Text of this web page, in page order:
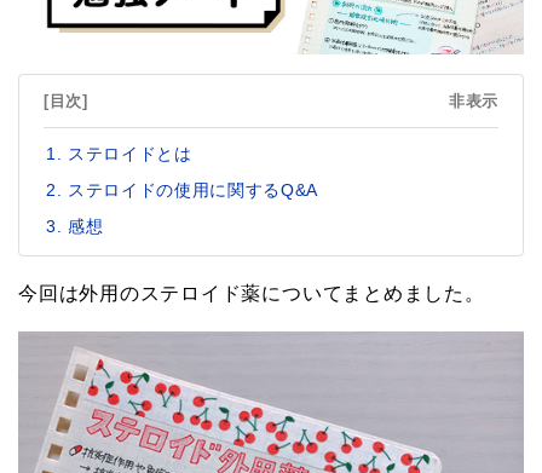
[目次] 非表示
ステロイドとは
ステロイドの使用に関するQ&A
感想
今回は外用のステロイド薬についてまとめました。